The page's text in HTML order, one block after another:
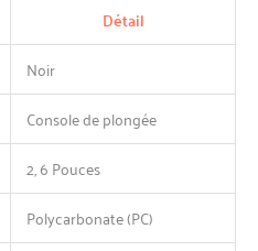
Détail
Noir
Console de plongée
2, 6 Pouces
Polycarbonate (PC)